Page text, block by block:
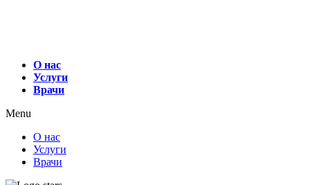
О нас
Услуги
Врачи
Menu
О нас
Услуги
Врачи